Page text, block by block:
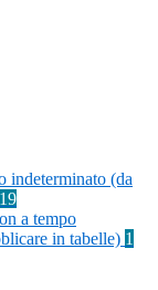
indeterminato (da
19
a tempo
in tabelle) 1